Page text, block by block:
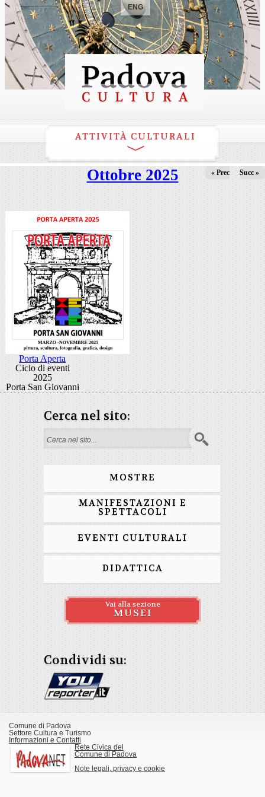
ENG
ATTIVITÀ CULTURALI
Ottobre 2025 « Prec Succ »
Porta Aperta
Ciclo di eventi
2025
Porta San Giovanni
Cerca nel sito:
Form di ricerca
MOSTRE
MANIFESTAZIONI E
SPETTACOLI
EVENTI CULTURALI
DIDATTICA
Vai alla sezione
MUSEI
Condividi su:
Comune di Padova
Settore Cultura e Turismo
Informazioni e Contatti
Rete Civica del
Comune di Padova
Note legali, privacy e cookie